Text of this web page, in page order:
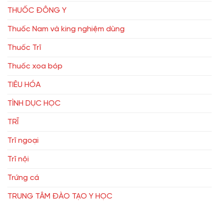
THUỐC ĐÔNG Y
Thuốc Nam và king nghiệm dùng
Thuốc Trĩ
Thuốc xoa bóp
TIÊU HÓA
TÌNH DỤC HỌC
TRĨ
Trĩ ngoại
Trĩ nội
Trứng cá
TRUNG TÂM ĐÀO TẠO Y HỌC